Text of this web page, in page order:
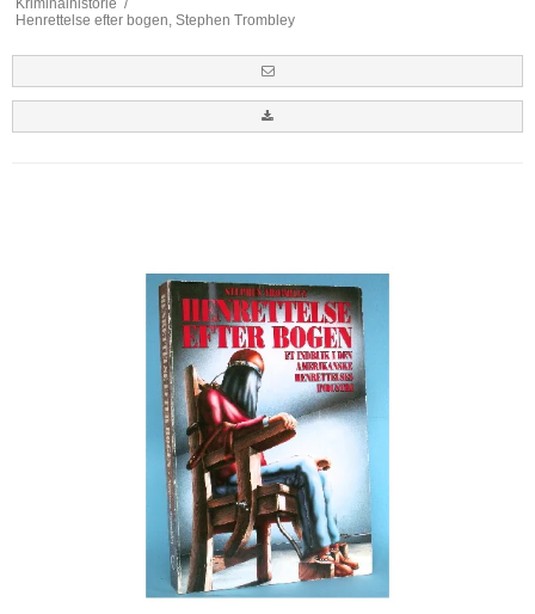
Henrettelse efter bogen, Stephen Trombley